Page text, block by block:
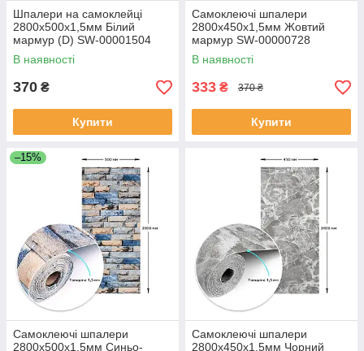
Шпалери на самоклейці
2800х500х1,5мм Білий
мармур (D) SW-00001504
В наявності
370 ₴
Купити
Самоклеючі шпалери
2800х450х1,5мм Жовтий
мармур SW-00000728
В наявності
333 ₴ 370 ₴
Купити
–15%
Самоклеючі шпалери
2800х500х1,5мм Синьо-
Самоклеючі шпалери
2800х450х1,5мм Чорний